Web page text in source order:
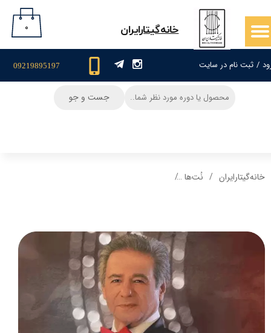
/ ثبت نام در سایت
حساب کاربری من
سفارشات
09219895197
​خانه‌گیتار‌ایران ۰
جست و جو
خانه‌گیتار‌ایران نُت‌ها